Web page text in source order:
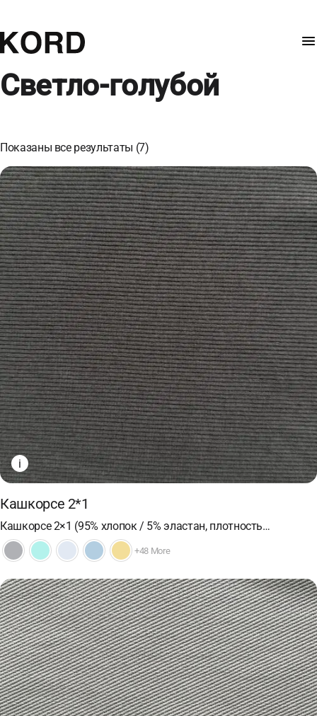
Светло-голубой
Показаны все результаты (7)
i
Кашкорсе 2*1
Кашкорсе 2×1 (95% хлопок / 5% эластан, плотность…
+48 More